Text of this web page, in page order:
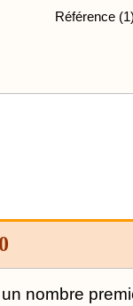
Référence
nombre